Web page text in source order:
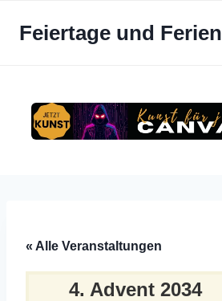
InhaltFeiertage und Ferien
« Alle Veranstaltungen
4. Advent 2034